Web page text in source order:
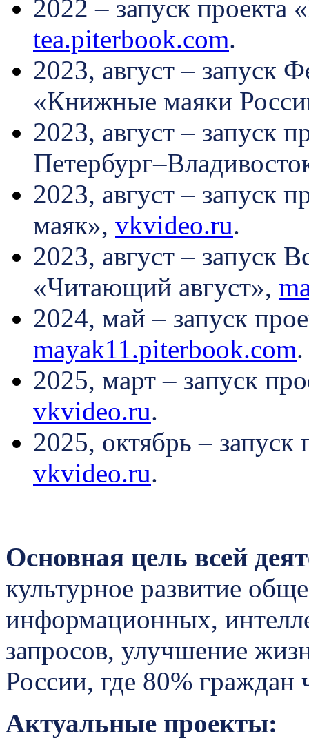
2022 – запуск проекта
tea.piterbook.com.
2023, август – запуск
«Книжные маяки
2023, август – запуск
2023, август – запуск
маяк», vkvideo.ru.
2023, август – запуск
«Читающий август»,
2024, май – запуск
mayak11.piterbook.com.
2025, март – запуск
vkvideo.ru.
2025, октябрь –
vkvideo.ru.
Основная цель всей
культурное развитие
информационных,
запросов, улучшение
России, где 80% граждан
Актуальные проекты: